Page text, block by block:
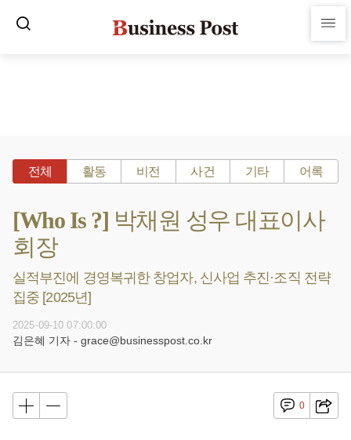
전체 활동 비전 사건 기타 어록
[Who Is ?] 박채원 성우 대표이사
회장
실적부진에 경영복귀한 창업자, 신사업 추진·조직 전략
집중 [2025년]
2025-09-10 07:00:00
김은혜 기자 - grace@businesspost.co.kr
0